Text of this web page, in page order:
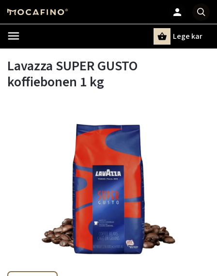
Lege kar
Lavazza SUPER GUSTO
koffiebonen 1 kg